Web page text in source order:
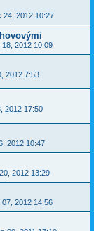
24, 2012 10:27
18, 2012 10:09
2012 7:53
2012 17:50
2012 10:47
2012 13:29
07, 2012 14:56